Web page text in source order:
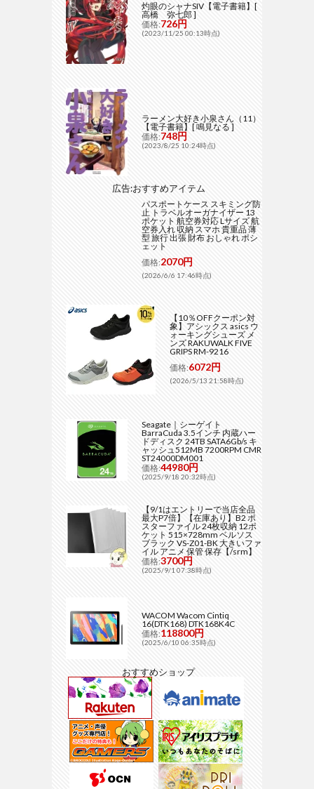
灼眼のシャナSIV【電子書籍】[
高橋 弥七郎 ]
価格:726円
(2023/11/25 00:13時点)
ラーメン大好き小泉さん（11）
【電子書籍】[ 鳴見なる ]
価格:748円
(2023/8/25 10:24時点)
広告:おすすめアイテム
パスポートケース スキミング防
止 トラベルオーガナイザー 13
ポケット 航空券対応 Lサイズ 航
空券入れ 収納 スマホ 貴重品 薄
型 旅行 出張 財布 おしゃれ ポシ
ェット
価格:2070円
(2026/6/6 17:46時点)
【10％OFFクーポン対
象】アシックス asics ウ
ォーキングシューズ メ
ンズ RAKUWALK FIVE
GRIPS RM-9216
価格:6072円
(2026/5/13 21:58時点)
Seagate｜シーゲイト
BarraCuda 3.5インチ 内蔵ハー
ドディスク 24TB SATA6Gb/s キ
ャッシュ512MB 7200RPM CMR
ST24000DM001
価格:44980円
(2025/9/18 20:32時点)
【9/1はエントリーで当店全品
最大P7倍】【在庫あり】B2 ポ
スターファイル 24枚収納 12ポ
ケット 515×728mm ベルソス
ブラック VS-Z01-BK 大きいファ
イル アニメ 保管 保存【/srm】
価格:3700円
(2025/9/1 07:38時点)
WACOM Wacom Cintiq
16(DTK168) DTK168K4C
価格:118800円
(2025/6/10 06:35時点)
おすすめショップ